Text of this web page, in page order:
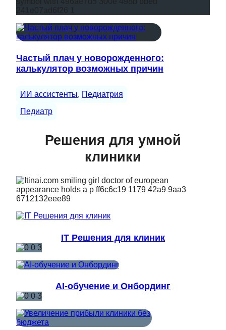
Частый плач у новорожденного:
калькулятор возможных причин
ИИ ассистенты, Педиатрия
Педиатр
Решения для умной
клиники
IT Решения для клиник
AI-обучение и Онбординг